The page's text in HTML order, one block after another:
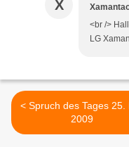
X
<br />
LG
< Spruch des Tages 25. Mai
2009